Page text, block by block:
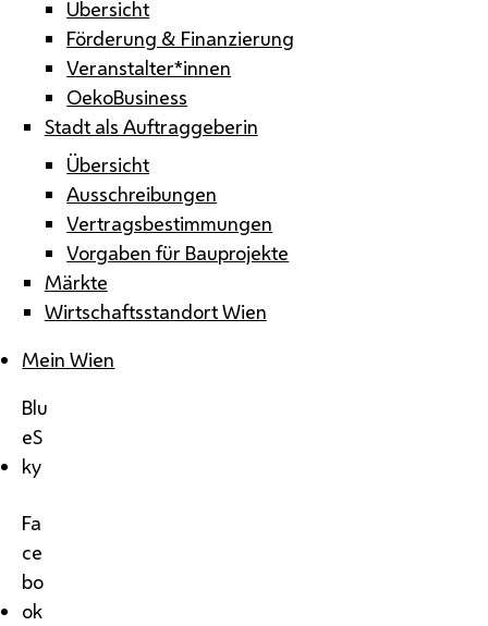
Übersicht
Förderung & Finanzierung
Veranstalter*innen
OekoBusiness
Stadt als Auftraggeberin
Übersicht
Ausschreibungen
Vertragsbestimmungen
Vorgaben für Bauprojekte
Märkte
Wirtschaftsstandort Wien
Mein Wien
Blu
eS
ky
Fa
ce
bo
ok